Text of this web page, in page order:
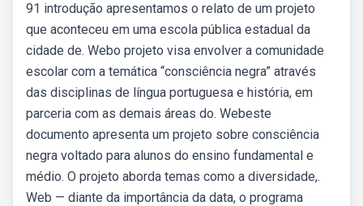
91 introdução apresentamos o relato de um projeto
que aconteceu em uma escola pública estadual da
cidade de. Webo projeto visa envolver a comunidade
escolar com a temática “consciência negra” através
das disciplinas de língua portuguesa e história, em
parceria com as demais áreas do. Webeste
documento apresenta um projeto sobre consciência
negra voltado para alunos do ensino fundamental e
médio. O projeto aborda temas como a diversidade,.
Web — diante da importância da data, o programa